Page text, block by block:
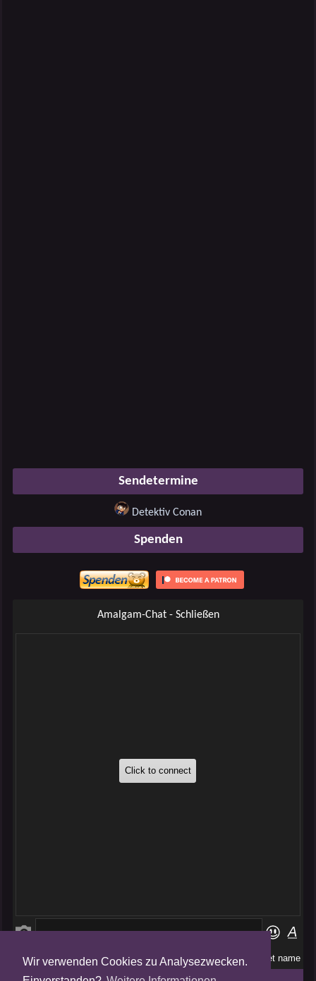
Wir verwenden Cookies zu Analysezwecken.
Sendetermine
Detektiv Conan
Spenden
Amalgam-Chat - Schließen